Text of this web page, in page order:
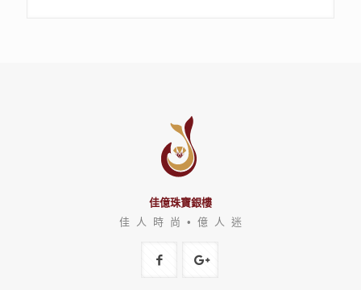
佳億珠寶銀樓
佳 人 時 尚 • 億 人 迷